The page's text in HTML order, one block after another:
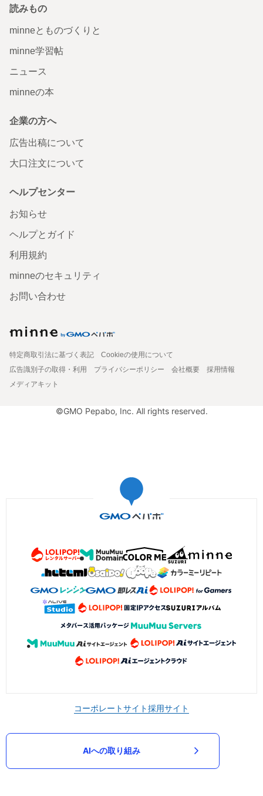
読みもの
minneとものづくりと
minne学習帖
ニュース
minneの本
企業の方へ
広告出稿について
大口注文について
ヘルプセンター
お知らせ
ヘルプとガイド
利用規約
minneのセキュリティ
お問い合わせ
特定商取引法に基づく表記
Cookieの使用について
広告識別子の取得・利用
プライバシーポリシー 会社概要
採用情報
メディアキット
©GMO Pepabo, Inc. All rights reserved.
コーポレートサイト採用サイト
AIへの取り組み